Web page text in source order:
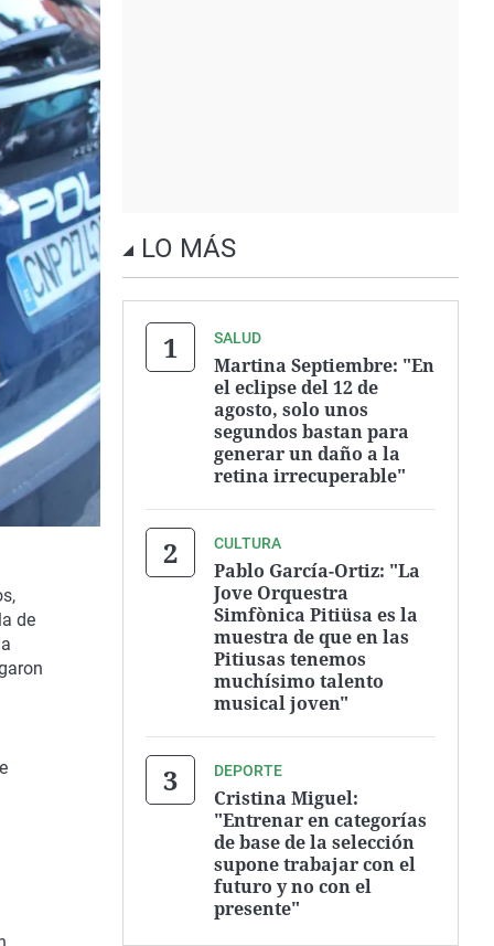
de
LO MÁS
SALUD
Martina Septiembre: "En
el eclipse del 12 de
agosto, solo unos
segundos bastan para
generar un daño a la
retina irrecuperable"
CULTURA
Pablo García-Ortiz: "La
Jove Orquestra
Simfònica Pitiüsa es la
muestra de que en las
Pitiusas tenemos
muchísimo talento
musical joven"
DEPORTE
Cristina Miguel:
"Entrenar en categorías
de base de la selección
supone trabajar con el
futuro y no con el
presente"